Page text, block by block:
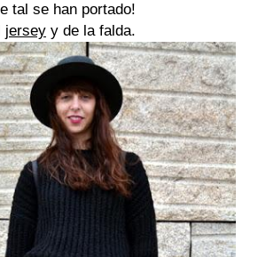
tal se han portado!
jersey y de la falda.